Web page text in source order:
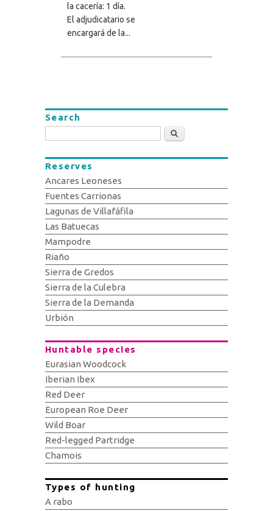
la cacería: 1 día.
El adjudicatario se
encargará de la...
Search
Search
Reserves
Ancares Leoneses
Fuentes Carrionas
Lagunas de Villafáfila
Las Batuecas
Mampodre
Riaño
Sierra de Gredos
Sierra de la Culebra
Sierra de la Demanda
Urbión
Huntable species
Eurasian Woodcock
Iberian Ibex
Red Deer
European Roe Deer
Wild Boar
Red-legged Partridge
Chamois
Types of hunting
A rabo